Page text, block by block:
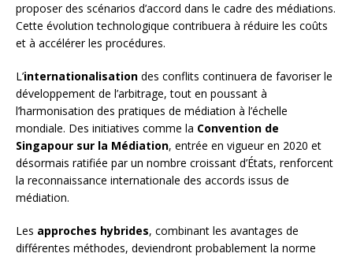
proposer des scénarios d’accord dans le cadre des médiations.
Cette évolution technologique contribuera à réduire les coûts
et à accélérer les procédures.
L’internationalisation des conflits continuera de favoriser le
développement de l’arbitrage, tout en poussant à
l’harmonisation des pratiques de médiation à l’échelle
mondiale. Des initiatives comme la Convention de
Singapour sur la Médiation, entrée en vigueur en 2020 et
désormais ratifiée par un nombre croissant d’États, renforcent
la reconnaissance internationale des accords issus de
médiation.
Les approches hybrides, combinant les avantages de
différentes méthodes, deviendront probablement la norme